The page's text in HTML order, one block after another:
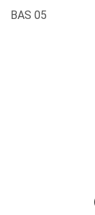
BAS 05